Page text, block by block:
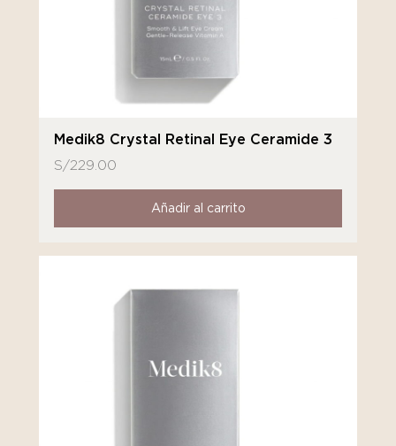
Medik8 Crystal Retinal Eye Ceramide 3
S/229.00
Añadir al carrito